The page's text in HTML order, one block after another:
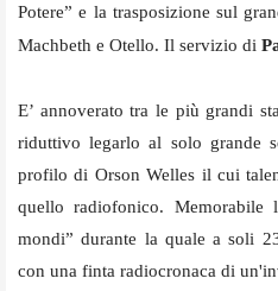
Potere” e la trasposizione sul
Machbeth e Otello. Il servizio di
E’ annoverato tra le più grandi
riduttivo legarlo al solo grande
profilo di Orson Welles il cui
quello radiofonico. Memorabile
mondi” durante la quale a soli
con una finta radiocronaca di